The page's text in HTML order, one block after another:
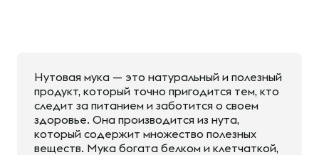
Нутовая мука — это натуральный и полезный
продукт, который точно пригодится тем, кто
следит за питанием и заботится о своем
здоровье. Она производится из нута,
который содержит множество полезных
веществ. Мука богата белком и клетчаткой,